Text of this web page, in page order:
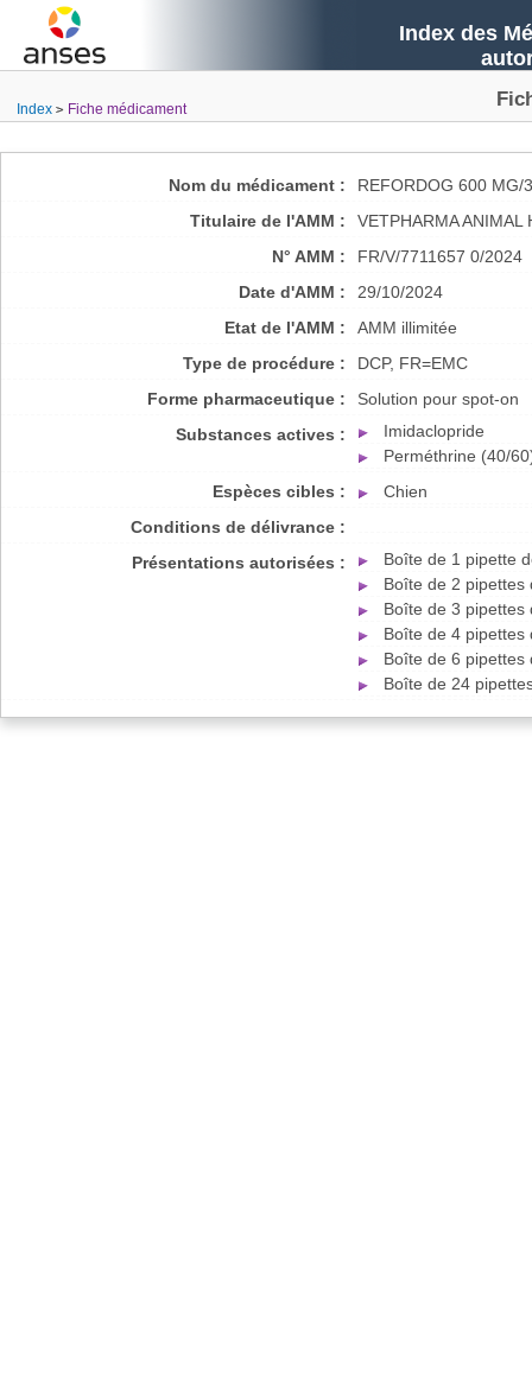
Index des
Index Fiche médicament
Nom du médicament :
REFORDOG 600 MG/
Titulaire de l'AMM :
VETPHARMA ANIMAL
N° AMM :
FR/V/7711657 0/2024
Date d'AMM :
29/10/2024
Etat de l'AMM :
AMM illimitée
Type de procédure :
DCP, FR=EMC
Forme pharmaceutique :
Solution pour spot-on
Substances actives :
Imidaclopride
Perméthrine (40/
Espèces cibles :
Chien
Conditions de délivrance :
Présentations autorisées :
Boîte de 1 pipette
Boîte de 2 pipettes
Boîte de 3 pipettes
Boîte de 4 pipettes
Boîte de 6 pipettes
Boîte de 24